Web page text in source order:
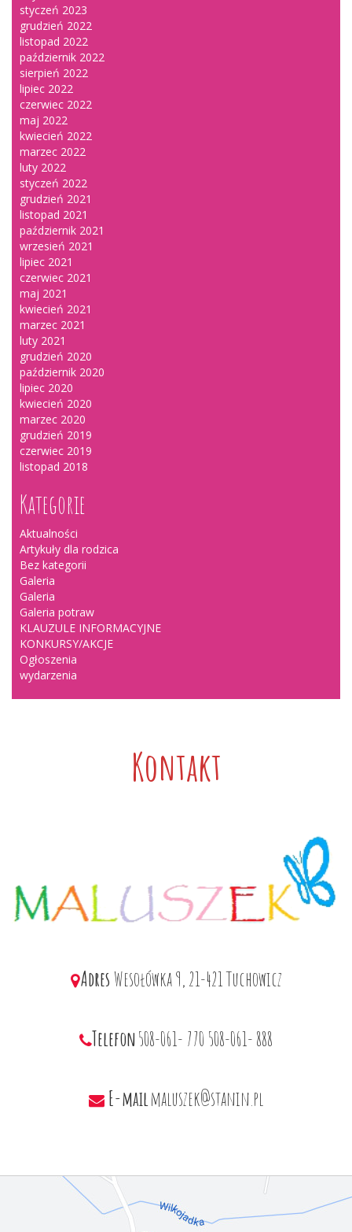
styczeń 2023
grudzień 2022
listopad 2022
październik 2022
sierpień 2022
lipiec 2022
czerwiec 2022
maj 2022
kwiecień 2022
marzec 2022
luty 2022
styczeń 2022
grudzień 2021
listopad 2021
październik 2021
wrzesień 2021
lipiec 2021
czerwiec 2021
maj 2021
kwiecień 2021
marzec 2021
luty 2021
grudzień 2020
październik 2020
lipiec 2020
kwiecień 2020
marzec 2020
grudzień 2019
czerwiec 2019
listopad 2018
Kategorie
Aktualności
Artykuły dla rodzica
Bez kategorii
Galeria
Galeria
Galeria potraw
KLAUZULE INFORMACYJNE
KONKURSY/AKCJE
Ogłoszenia
wydarzenia
Kontakt
Adres Wesołówka 9, 21-421 Tuchowicz
Telefon508-061- 770 508-061- 888
E-mail maluszek@stanin.pl